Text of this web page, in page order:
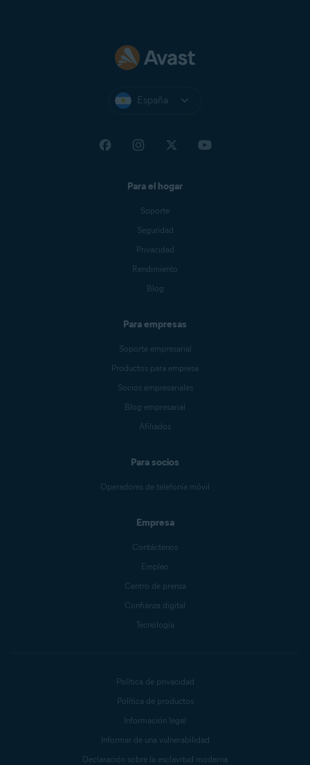
España
Para el hogar
Soporte
Seguridad
Privacidad
Rendimiento
Blog
Para empresas
Soporte empresarial
Productos para empresa
Socios empresariales
Blog empresarial
Afiliados
Para socios
Operadores de telefonía móvil
Empresa
Contáctenos
Empleo
Centro de prensa
Confianza digital
Tecnología
Política de privacidad
Política de productos
Información legal
Informar de una vulnerabilidad
Declaración sobre la esclavitud moderna